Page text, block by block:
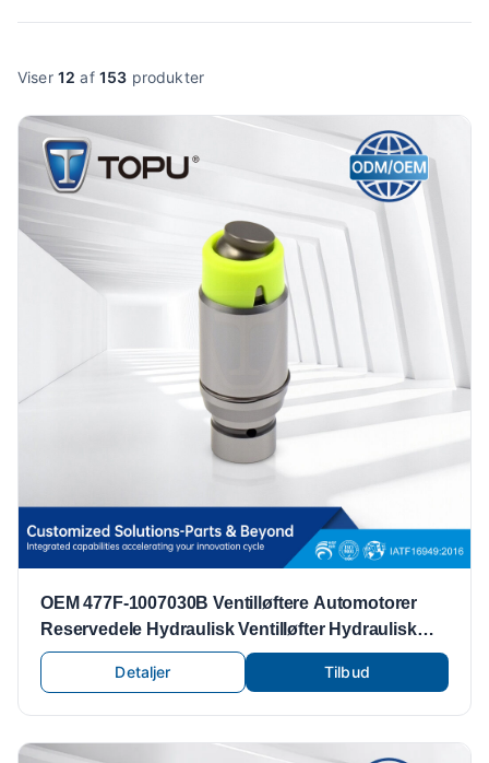
Viser 12 af 153 produkter
OEM 477F-1007030B Ventilløftere Automotorer
Reservedele Hydraulisk Ventilløfter Hydraulisk
Ventilløfter til Chery 477
Detaljer
Tilbud